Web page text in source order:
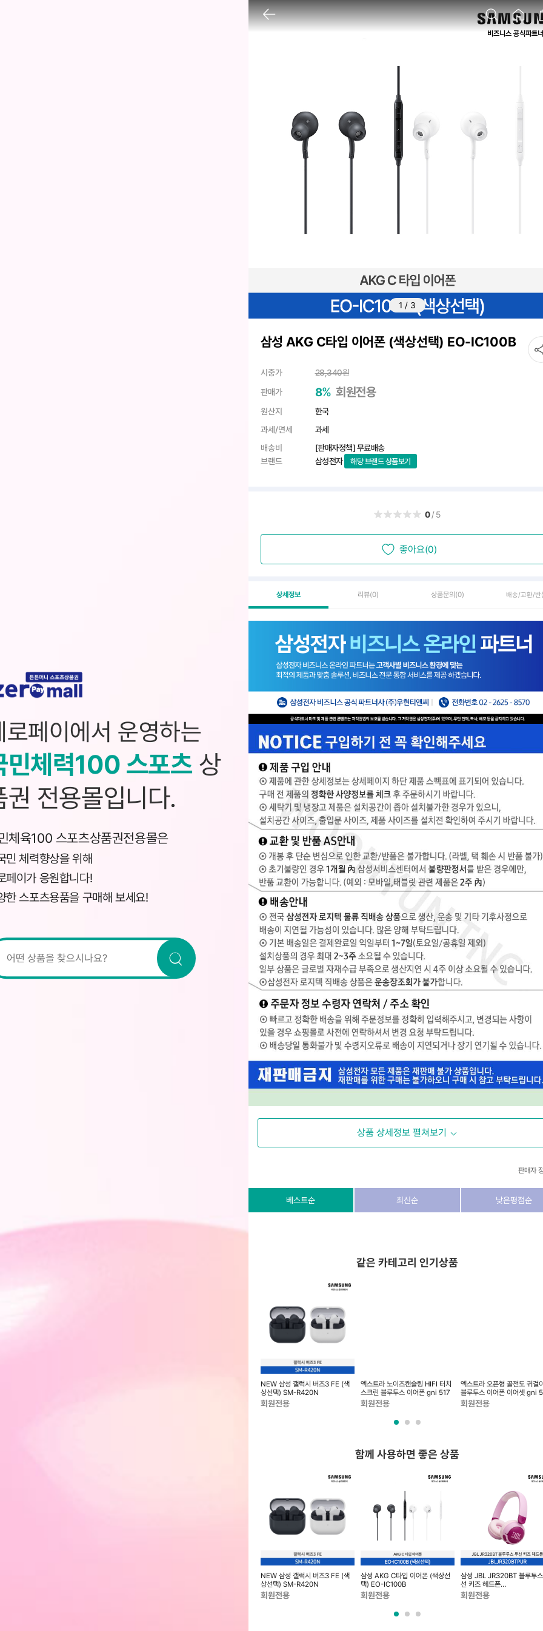
1 / 3
삼성 AKG C타입 이어폰 (색상선택) EO-IC100B
시중가 28,340원
판매가
8% 회원전용
원산지
한국
과세/면세
과세
배송비
[판매자정책] 무료배송
브랜드
삼성전자 해당 브랜드 상품보기
0/5
좋아요(0)
상세정보 리뷰(0) 상품문의 (0) 배송/교환/반
상품 상세정보 펼쳐보기
판매자
상호/대표자
dongeecom@naver.com
소재지 경기도 고양시 덕양구 꽃마을로64, 1235호
베스트순 최신순 낮은평점순
같은 카테고리 인기상품
NEW 삼성 갤럭시 버즈3 FE (색
상선택) SM-R420N
회원전용
엑스트라 노이즈캔슬링 HIFI 터치
스크린 블루투스 이어폰 gni 517
회원전용
엑스트라 오픈형 골전도 귀걸
블루투스 이어폰 이어셋 gni
회원전용
함께 사용하면 좋은 상품
NEW 삼성 갤럭시 버즈3 FE (색
상선택) SM-R420N
회원전용
삼성 AKG C타입 이어폰 (색상선
택) EO-IC100B
회원전용
삼성 JBL JR320BT 블루투
선 키즈 헤드폰
JBLJR320BTPUR
회원전용
로페이에서 운영하는
민체력100 스포츠 상
권 전용몰입니다.
체육100 스포츠상품권전용몰은
민 체력향상을 위해
페이가 응원합니다!
한 스포츠용품을 구매해 보세요!